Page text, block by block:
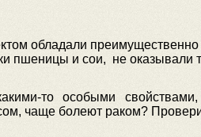
обладали
пшеницы и сои, не оказывали
то особыми
чаще болеют раком?